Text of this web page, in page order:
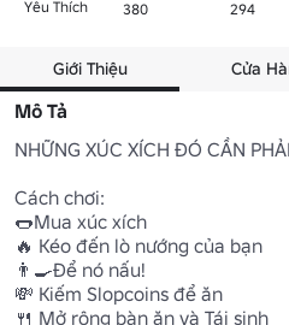
Yêu Thích 380 294
Giới Thiệu Cửa
Mô Tả
NHỮNG XÚC XÍCH ĐÓ CẦN
Cách chơi:
🌭Mua xúc xích
🔥 Kéo đến lò nướng của bạn
👨‍🍳Để nó nấu!
💸 Kiếm Slopcoins để ăn
🍴 Mở rộng bàn ăn và Tái sinh